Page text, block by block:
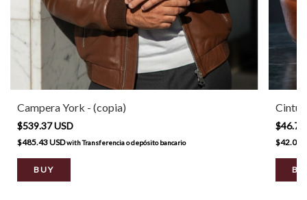
Campera York - (copia)
$539.37 USD
$485.43 USDwithTransferencia o depósito bancario
BUY
$42.08